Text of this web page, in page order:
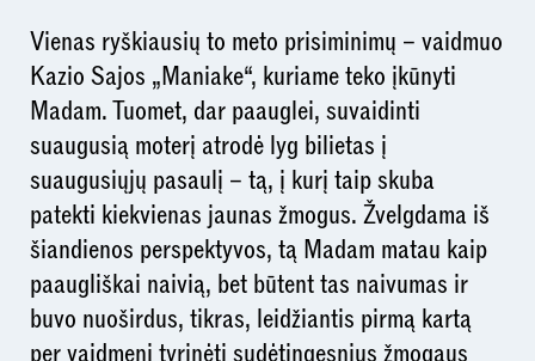
Vienas ryškiausių to meto prisiminimų – vaidmuo
Kazio Sajos „Maniake“, kuriame teko įkūnyti
Madam. Tuomet, dar paauglei, suvaidinti
suaugusią moterį atrodė lyg bilietas į
suaugusiųjų pasaulį – tą, į kurį taip skuba
patekti kiekvienas jaunas žmogus. Žvelgdama iš
šiandienos perspektyvos, tą Madam matau kaip
paaugliškai naivią, bet būtent tas naivumas ir
buvo nuoširdus, tikras, leidžiantis pirmą kartą
per vaidmenį tyrinėti sudėtingesnius žmogaus